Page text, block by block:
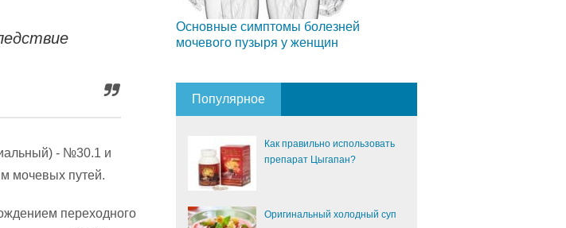
- №30.1 и
мочевых путей.
переходного
Основные симптомы болезней
мочевого пузыря у женщин
Популярное
Как правильно использовать
препарат Цыгапан?
Оригинальный холодный суп